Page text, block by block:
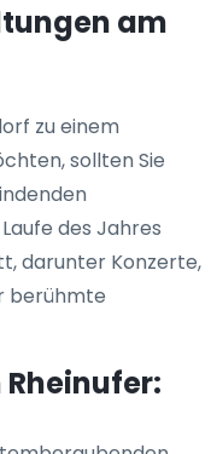
am
zu einem
sollten Sie
des Jahres
darunter Konzerte,
berühmte